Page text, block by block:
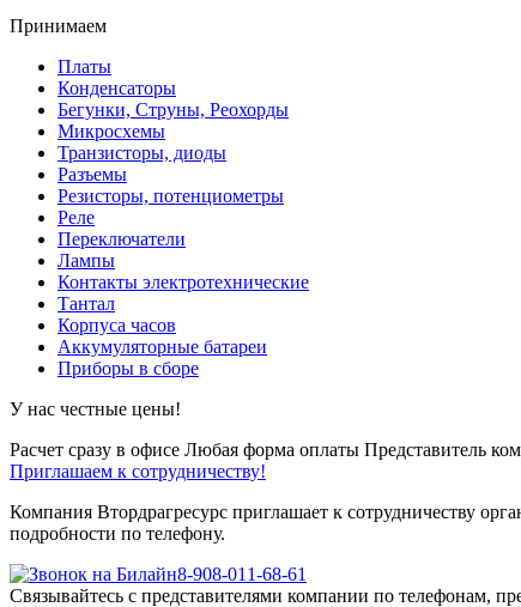
Принимаем
Платы
Конденсаторы
Бегунки, Струны, Реохорды
Микросхемы
Транзисторы, диоды
Разъемы
Резисторы, потенциометры
Реле
Переключатели
Лампы
Контакты электротехнические
Тантал
Корпуса часов
Аккумуляторные батареи
Приборы в сборе
У нас честные цены!
Расчет сразу в офисе Любая форма оплаты Представитель
Приглашаем к сотрудничеству!
Компания Втордрагресурс приглашает к сотрудничеству
подробности по телефону.
8-908-011-68-61
Связывайтесь с представителями компании по телефонам,